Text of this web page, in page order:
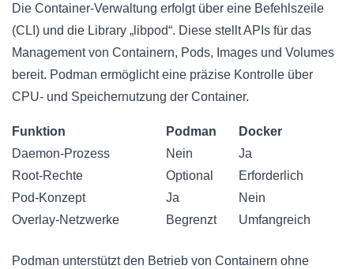
Die Container-Verwaltung erfolgt über eine Befehlszeile
(CLI) und die Library „libpod“. Diese stellt APIs für das
Management von Containern, Pods, Images und Volumes
bereit. Podman ermöglicht eine präzise Kontrolle über
CPU- und Speichernutzung der Container.
Funktion Podman
Docker
Daemon-Prozess
Nein
Ja
Root-Rechte
Optional
Erforderlich
Pod-Konzept
Ja
Nein
Overlay-Netzwerke
Begrenzt Umfangreich
Podman unterstützt den Betrieb von Containern ohne